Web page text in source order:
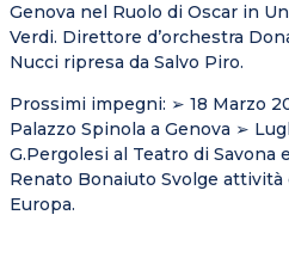
Genova nel Ruolo di Oscar in
Verdi. Direttore d’orchestra
Nucci ripresa da Salvo Piro.
Prossimi impegni: ➢ 18 Marzo
Palazzo Spinola a Genova ➢
G.Pergolesi al Teatro di Savona
Renato Bonaiuto Svolge
Europa.